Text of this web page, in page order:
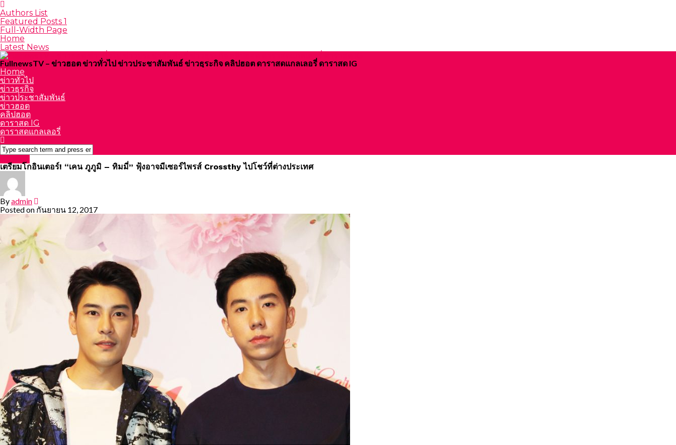
Authors List
Featured Posts 1
Full-Width Page
Home
Latest News
FullnewsTV – ข่าวฮอต ข่าวทั่วไป ข่าวประชาสัมพันธ์ ข่าวธุระกิจ คลิปฮอต ดาราสดแกลเลอรี่ ดาราสด IG
Home
ข่าวทั่วไป
ข่าวธุรกิจ
ข่าวประชาสัมพันธ์
ข่าวฮอต
คลิปฮอต
ดาราสด IG
ดาราสดแกลเลอรี่
เตรียมโกอินเตอร์! “เคน ภูภูมิ – ทิมมี่” ฟุ้งอาจมีเซอร์ไพรส์ Crossthy ไปโชว์ที่ต่างประเทศ
Byadmin
Posted on กันยายน 12, 2017